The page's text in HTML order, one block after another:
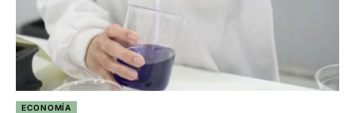
ECONOMÍA